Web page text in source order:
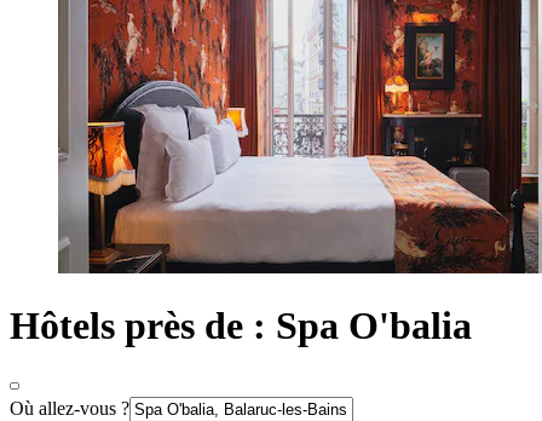
Hôtels près de : Spa O'balia
Où allez-vous ?